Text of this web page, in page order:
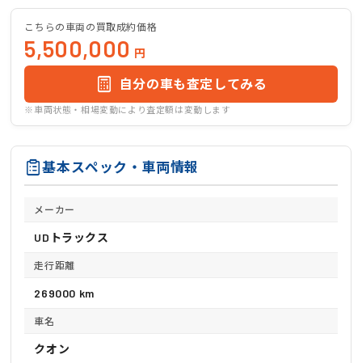
こちらの車両の買取成約価格
5,500,000 円
自分の車も査定してみる
※車両状態・相場変動により査定額は変動します
基本スペック・車両情報
メーカー
UDトラックス
走行距離
269000 km
車名
クオン